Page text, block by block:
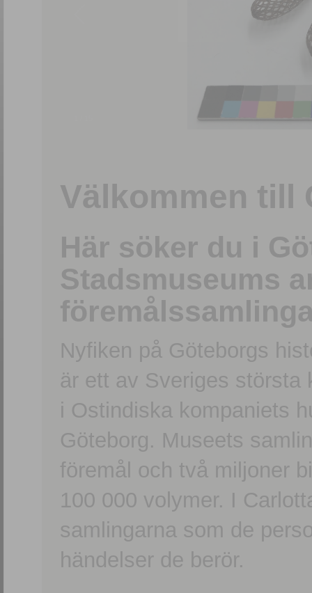
Välkommen till
Här söker du i
Stadsmuseums
Nyfiken på Göteborgs
är ett av Sveriges största
i Ostindiska kompaniets
Göteborg. Museets
föremål och två miljoner
100 000 volymer. I
samlingarna som de
händelser de berör.